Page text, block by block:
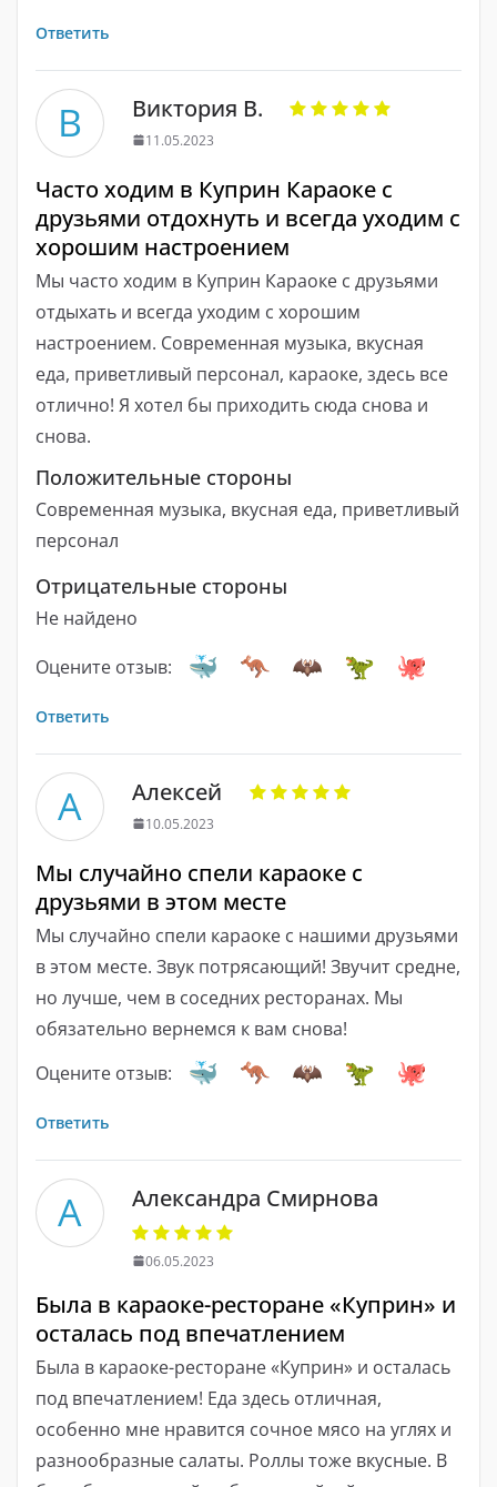
Ответить
В Виктория В.
11.05.2023
Часто ходим в Куприн Караоке с
друзьями отдохнуть и всегда уходим с
хорошим настроением
Мы часто ходим в Куприн Караоке с друзьями
отдыхать и всегда уходим с хорошим
настроением. Современная музыка, вкусная
еда, приветливый персонал, караоке, здесь все
отлично! Я хотел бы приходить сюда снова и
снова.
Положительные стороны
Современная музыка, вкусная еда, приветливый
персонал
Отрицательные стороны
Не найдено
Оцените отзыв:
Ответить
А Алексей
10.05.2023
Мы случайно спели караоке с
друзьями в этом месте
Мы случайно спели караоке с нашими друзьями
в этом месте. Звук потрясающий! Звучит средне,
но лучше, чем в соседних ресторанах. Мы
обязательно вернемся к вам снова!
Оцените отзыв:
Ответить
А Александра Смирнова
06.05.2023
Была в караоке-ресторане «Куприн» и
осталась под впечатлением
Была в караоке-ресторане «Куприн» и осталась
под впечатлением! Еда здесь отличная,
особенно мне нравится сочное мясо на углях и
разнообразные салаты. Роллы тоже вкусные. В